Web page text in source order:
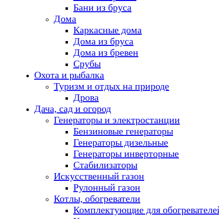
Бани из бруса
Дома
Каркасные дома
Дома из бруса
Дома из бревен
Срубы
Охота и рыбалка
Туризм и отдых на природе
Дрова
Дача, сад и огород
Генераторы и электростанции
Бензиновые генераторы
Генераторы дизельные
Генераторы инверторные
Стабилизаторы
Искусственный газон
Рулонный газон
Котлы, обогреватели
Комплектующие для